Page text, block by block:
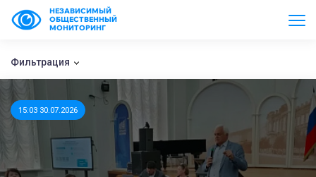
НЕЗАВИСИМЫЙ
ОБЩЕСТВЕННЫЙ
МОНИТОРИНГ
Фильтрация
15:03 30.07.2026